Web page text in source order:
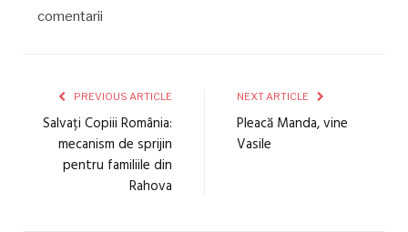
comentarii
PREVIOUS ARTICLE
Salvați Copiii România:
mecanism de sprijin
pentru familiile din
Rahova
NEXT ARTICLE
Pleacă Manda, vine
Vasile